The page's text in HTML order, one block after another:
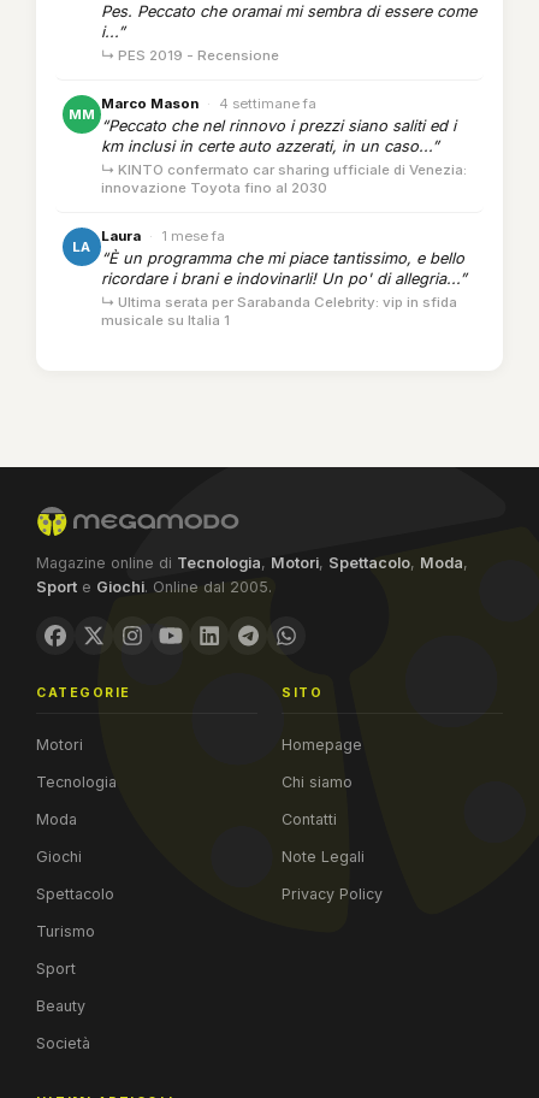
Pes. Peccato che oramai mi sembra di essere come
i...”
↳ PES 2019 - Recensione
MM
Marco Mason · 4 settimane fa
“Peccato che nel rinnovo i prezzi siano saliti ed i
km inclusi in certe auto azzerati, in un caso...”
↳ KINTO confermato car sharing ufficiale di Venezia:
innovazione Toyota fino al 2030
LA
Laura · 1 mese fa
“È un programma che mi piace tantissimo, e bello
ricordare i brani e indovinarli! Un po' di allegria...”
↳ Ultima serata per Sarabanda Celebrity: vip in sfida
musicale su Italia 1
Magazine online di Tecnologia, Motori, Spettacolo, Moda,
Sport e Giochi. Online dal 2005.
CATEGORIE
Motori
Tecnologia
Moda
Giochi
Spettacolo
Turismo
Sport
Beauty
Società
SITO
Homepage
Chi siamo
Contatti
Note Legali
Privacy Policy